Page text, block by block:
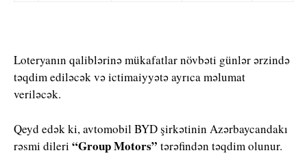
Loteryanın qaliblərinə mükafatlar növbəti günlər ərzində
təqdim ediləcək və ictimaiyyətə ayrıca məlumat
veriləcək.
Qeyd edək ki, avtomobil BYD şirkətinin Azərbaycandakı
rəsmi dileri “Group Motors” tərəfindən təqdim olunur.